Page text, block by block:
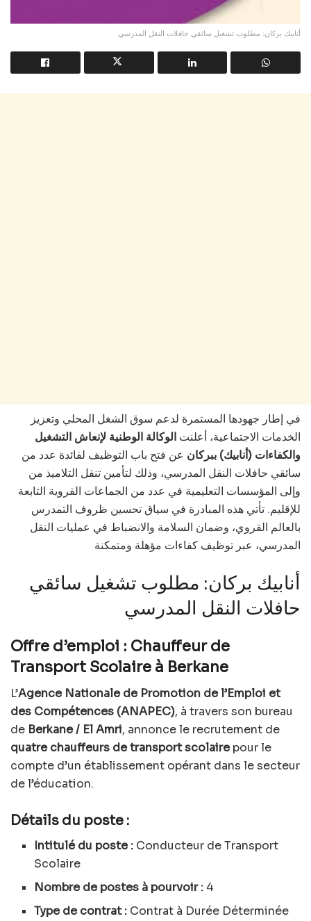
أنابيك بركان: مطلوب تشغيل سائقي حافلات النقل المدرسي
في إطار جهودها المستمرة لدعم سوق الشغل المحلي وتعزيز
الخدمات الاجتماعية، أعلنت الوكالة الوطنية لإنعاش التشغيل
والكفاءات (أنابيك) ببركان عن فتح باب التوظيف لفائدة عدد من
سائقي حافلات النقل المدرسي، وذلك لتأمين تنقل التلاميذ من
وإلى المؤسسات التعليمية في عدد من الجماعات القروية التابعة
للإقليم. تأتي هذه المبادرة في سياق تحسين ظروف التمدرس
بالعالم القروي، وضمان السلامة والانضباط في عمليات النقل
المدرسي، عبر توظيف كفاءات مؤهلة ومتمكنة
أنابيك بركان: مطلوب تشغيل سائقي
حافلات النقل المدرسي
Offre d’emploi : Chauffeur de
Transport Scolaire à Berkane
L’Agence Nationale de Promotion de l’Emploi et
des Compétences (ANAPEC), à travers son bureau
de Berkane / El Amri, annonce le recrutement de
quatre chauffeurs de transport scolairepour le
compte d’un établissement opérant dans le secteur
de l’éducation.
Détails du poste :
Intitulé du poste : Conducteur de Transport
Scolaire
Nombre de postes à pourvoir : 4
Type de contrat : Contrat à Durée Déterminée